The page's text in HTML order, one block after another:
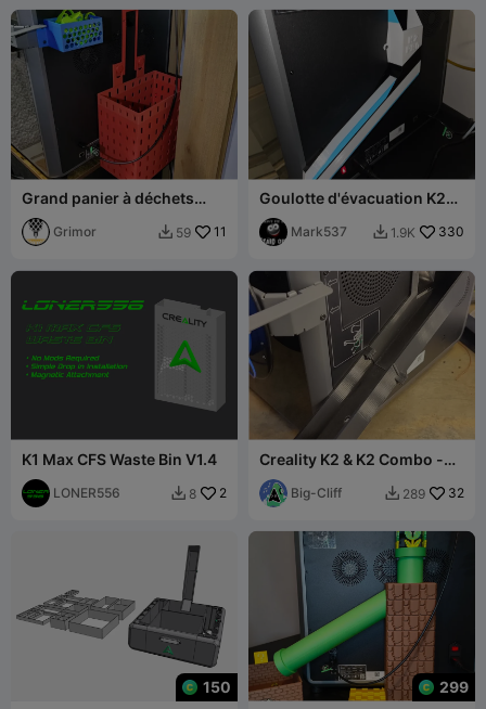
Grand panier à déchets
BAPB K2 Plus
Grimor  59 11
Goulotte d'évacuation K2
Pro
Mark537  1.9K 330
K1 Max CFS Waste Bin V1.4
LONER556  8 2
Creality K2 & K2 Combo -
Chute à déchets simple
Big-Cliff  289 32
150
299